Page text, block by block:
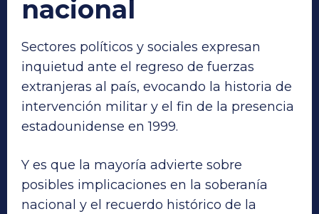
nacional
Sectores políticos y sociales expresan
inquietud ante el regreso de fuerzas
extranjeras al país, evocando la historia de
intervención militar y el fin de la presencia
estadounidense en 1999.
Y es que la mayoría advierte sobre
posibles implicaciones en la soberanía
nacional y el recuerdo histórico de la